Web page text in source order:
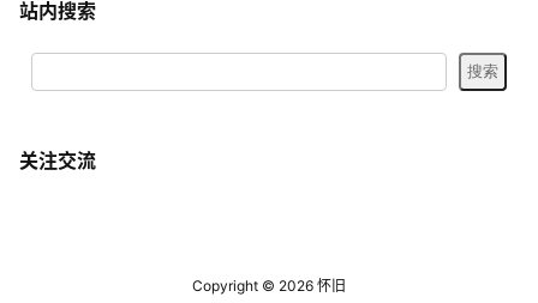
站内搜索
关注交流
Copyright © 2026 怀旧